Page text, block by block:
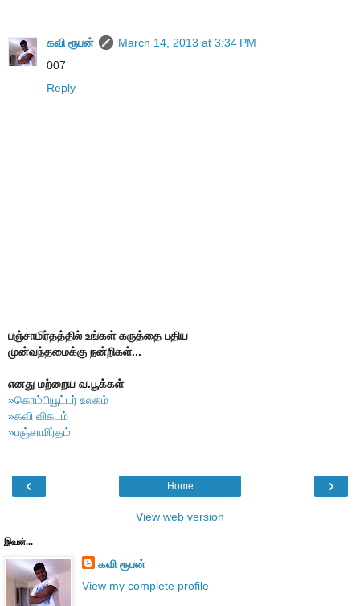
கவி ரூபன்
March 14, 2013 at 3:34 PM
007
Reply
பஞ்சாமிர்தத்தில் உங்கள் கருத்தை பதிய
முன்வந்தமைக்கு நன்றிகள்...
எனது மற்றைய வ.பூக்கள்
»கொம்பியூட்டர் உலகம்
»கவி விகடம்
»பஞ்சாமிர்தம்
‹ ›
Home
View web version
இவன்...
கவி ரூபன்
View my complete profile